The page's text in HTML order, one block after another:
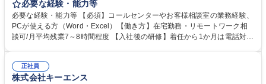
お客様のお声をより良い商品づくりに活かしていく上で、窓口となるお客
様相談室でのお仕事です。 日々お客様からいただくキリングループへのご
意見を、企業活動に活かしています。お客様からの声に迅速かつ誠意をも
って対応、情報提供するとともにグループ内活動に反映しています。 【具
平均100件前後■メール・手紙：同上40件前後 募集職種 中野本社【お客様
相談室】お客様のお声をもとにより良い商品づくりへ貢献
必要な経験・能力等
必要な経験・能力等 【必須】コールセンターやお客様相談室の業務経験、
PCが使える方（Word・Excel）【働き方】在宅勤務・リモートワーク相
談可/月平均残業7～8時間程度 【入社後の研修】着任から1か月は電話対応
すのでご安心ください。 【当社について】キリングループの広報機能を担
う会社として、お客様との出会いを大切にし、磨き上げたホスピタリティ
正社員
株式会社キーエンス